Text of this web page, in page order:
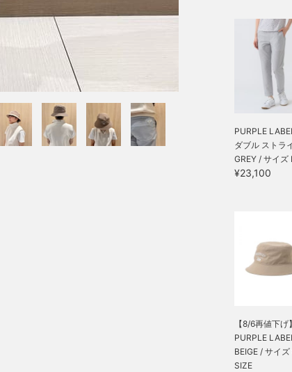
PURPLE
ダブル ストラ
GREY / サイズ L
¥23,100
【8/6再値下げ】
PURPLE
BEIGE / サイズ
SIZE